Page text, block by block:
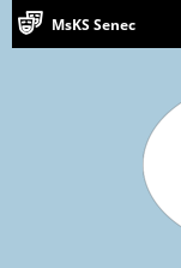
MsKS Senec